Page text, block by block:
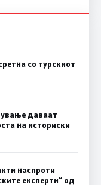
со турскиот
даваат
на историски
наспроти
експерти“ од